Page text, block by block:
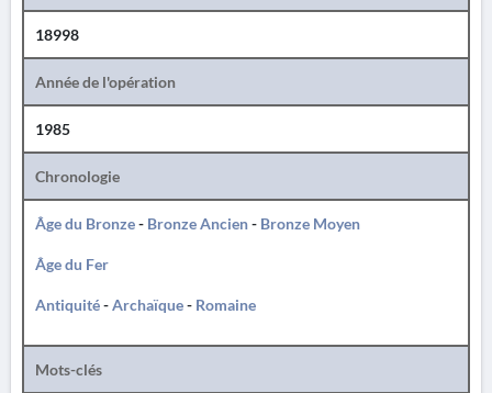
18998
Année de l'opération
1985
Chronologie
Âge du Bronze- Bronze Ancien- Bronze Moyen
Âge du Fer
Antiquité-Archaïque- Romaine
Mots-clés